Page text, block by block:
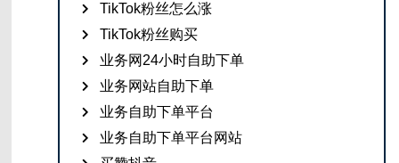
TikTok粉丝怎么涨
TikTok粉丝购买
业务网24小时自助下单
业务网站自助下单
业务自助下单平台
业务自助下单平台网站